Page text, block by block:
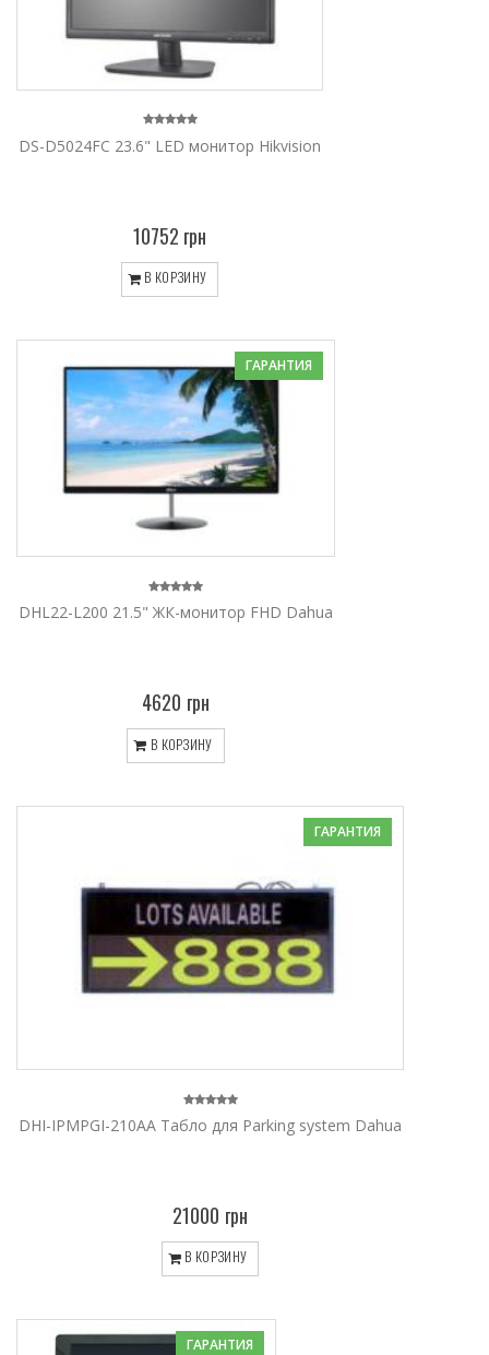
DS-D5024FC 23.6" LED монитор Hikvision
10752 грн
В КОРЗИНУ
ГАРАНТИЯ
DHL22-L200 21.5" ЖК-монитор FHD Dahua
4620 грн
В КОРЗИНУ
ГАРАНТИЯ
DHI-IPMPGI-210AA Tабло для Parking system Dahua
21000 грн
В КОРЗИНУ
ГАРАНТИЯ